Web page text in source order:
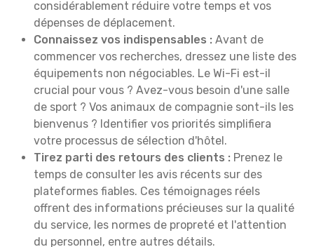
considérablement réduire votre temps et vos
dépenses de déplacement.
Connaissez vos indispensables : Avant de
commencer vos recherches, dressez une liste des
équipements non négociables. Le Wi-Fi est-il
crucial pour vous ? Avez-vous besoin d'une salle
de sport ? Vos animaux de compagnie sont-ils les
bienvenus ? Identifier vos priorités simplifiera
votre processus de sélection d'hôtel.
Tirez parti des retours des clients : Prenez le
temps de consulter les avis récents sur des
plateformes fiables. Ces témoignages réels
offrent des informations précieuses sur la qualité
du service, les normes de propreté et l'attention
du personnel, entre autres détails.